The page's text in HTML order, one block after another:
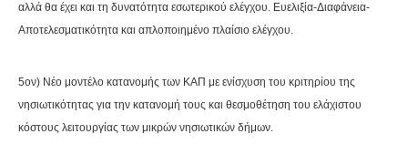
αλλά θα έχει και τη δυνατότητα εσωτερικού ελέγχου. Ευελιξία-Διαφάνεια-
Αποτελεσματικότητα και απλοποιημένο πλαίσιο ελέγχου.
5ον) Νέο μοντέλο κατανομής των ΚΑΠ με ενίσχυση του κριτηρίου της
νησιωτικότητας για την κατανομή τους και θεσμοθέτηση του ελάχιστου
κόστους λειτουργίας των μικρών νησιωτικών δήμων.